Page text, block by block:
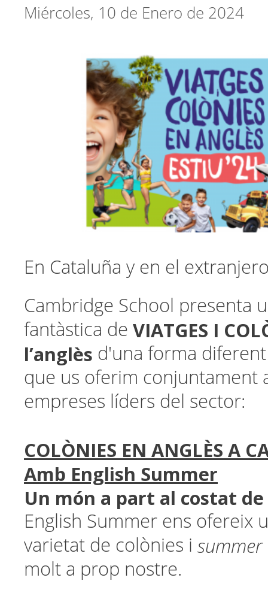
Miércoles, 10 de Enero de 2024
En Cataluña y en el
Cambridge School presenta
fantàstica de VIATGES I
l’anglès d'una forma diferent
que us oferim conjuntament
empreses líders del sector:
COLÒNIES EN ANGLÈS A
Amb English Summer
Un món a part al costat de
English Summer ens ofereix
varietat de colònies i
molt a prop nostre.